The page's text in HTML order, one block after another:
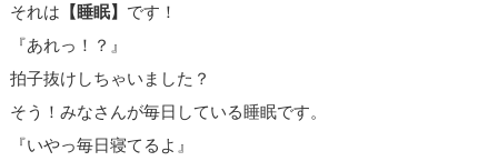
それは 【睡眠】 です！
『あれっ！？』
拍子抜けしちゃいました？
そう！みなさんが毎日している睡眠です。
『いやっ毎日寝てるよ』